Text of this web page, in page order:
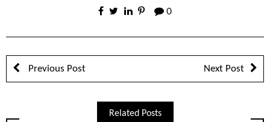
0
Previous Post Next Post
Related Posts